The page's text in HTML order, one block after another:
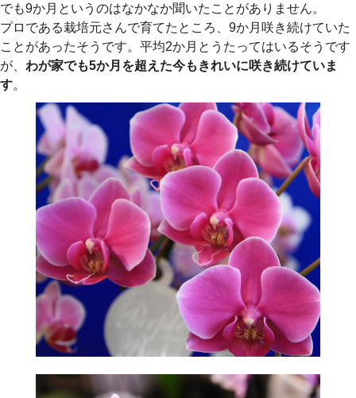
でも9か月というのはなかなか聞いたことがありません。
プロである栽培元さんで育てたところ、9か月咲き続けていた
ことがあったそうです。平均2か月とうたってはいるそうです
が、 わが家でも5か月を超えた今もきれいに咲き続けていま
す。